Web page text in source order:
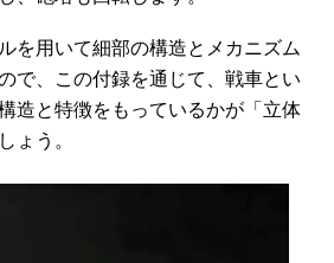
を用いて細部の構造とメカニズム
で、この付録を通じて、戦車とい
造と特徴をもっているかが「立体
ょう。